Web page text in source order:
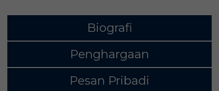
Biografi
Penghargaan
Pesan Pribadi